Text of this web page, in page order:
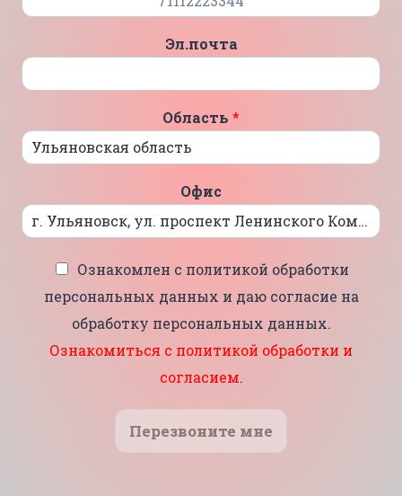
Эл.почта
Область *
Офис
Ознакомлен с политикой обработки
персональных данных и даю согласие на
обработку персональных данных.
Ознакомиться с политикой обработки и
согласием.
Перезвоните мне